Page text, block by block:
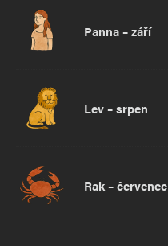
Panna – září
Lev – srpen
Rak – červenec